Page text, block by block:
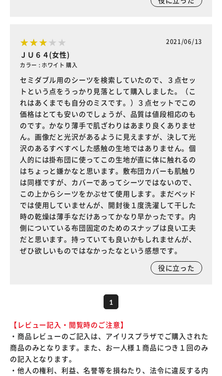
2021/06/13
ＪＵ６４(女性)
カラー : ホワイト 購入
セミダブル用のシーツを検索していたので、３点セッ
トという点をうっかり見落として購入しました。（こ
れはあくまでも自分のミスです。）３点セットでこの
価格はとても安いのでしょうが、品質は値段相応のも
のです。かなり薄手で肌ざわりはあまり良くありませ
ん。画像だと光沢があるように見えますが、決して光
沢のあるすべすべした感触の生地ではありません。個
人的には掛布団に使ってこの生地が直に体に触れるの
はちょっと嫌かなと思います。敷布団カバーも肌触り
は同様ですが、カバーであってシーツではないので、
この上からシーツをかぶせて使用します。まだベッド
では使用していませんが、開封後１度洗濯して干した
時の乾燥は薄手なだけあってかなり早かったです。内
側についている布団固定のためのスナップは良い工夫
だと思います。持っていても良いかもしれませんが、
ぜひ欲しいものではなかったなという感想です。
役に立った
1
【レビュー記入・閲覧時のご注意】
・商品レビューのご記入は、アイリスプラザでご購入された
商品のみとなります。また、お一人様１商品につき１回のみ
の記入となります。
・他人の権利、利益、名誉等を損ねたり、法令に違反する内